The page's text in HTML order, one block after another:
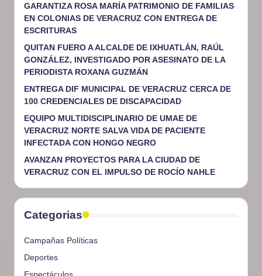
GARANTIZA ROSA MARÍA PATRIMONIO DE FAMILIAS
EN COLONIAS DE VERACRUZ CON ENTREGA DE
ESCRITURAS
QUITAN FUERO A ALCALDE DE IXHUATLÁN, RAÚL
GONZÁLEZ, INVESTIGADO POR ASESINATO DE LA
PERIODISTA ROXANA GUZMÁN
ENTREGA DIF MUNICIPAL DE VERACRUZ CERCA DE
100 CREDENCIALES DE DISCAPACIDAD
EQUIPO MULTIDISCIPLINARIO DE UMAE DE
VERACRUZ NORTE SALVA VIDA DE PACIENTE
INFECTADA CON HONGO NEGRO
AVANZAN PROYECTOS PARA LA CIUDAD DE
VERACRUZ CON EL IMPULSO DE ROCÍO NAHLE
Categorias
Campañas Políticas
Deportes